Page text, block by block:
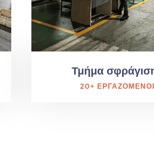
Τμήμα
20+ ΕΡΓΑΖΌΜΕΝΟΙ